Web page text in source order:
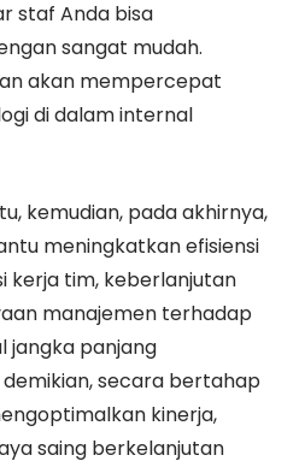
staf Anda bisa
sangat mudah.
akan mempercepat
di dalam internal
kemudian, pada akhirnya,
meningkatkan efisiensi
kerja tim, keberlanjutan
manajemen terhadap
jangka panjang
secara bertahap
kinerja,
saing berkelanjutan